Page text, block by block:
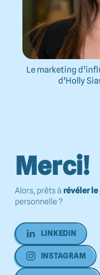
Le marketing
d’Holly
Merci!
Alors, prêts à révéler le
personnelle ?
LINKEDIN
INSTAGRAM